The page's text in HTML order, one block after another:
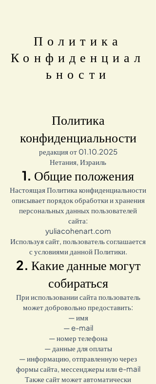
Политика
Конфиденциал
ьности
Политика
конфиденциальности
редакция от 01.10.2025
Нетания, Израиль
1. Общие положения
Настоящая Политика конфиденциальности
описывает порядок обработки и хранения
персональных данных пользователей
сайта:
yuliacohenart.com
Используя сайт, пользователь соглашается
с условиями данной Политики.
2. Какие данные могут
собираться
При использовании сайта пользователь
может добровольно предоставить:
— имя
— e-mail
— номер телефона
— данные для оплаты
— информацию, отправленную через
формы сайта, мессенджеры или e-mail
Также сайт может автоматически